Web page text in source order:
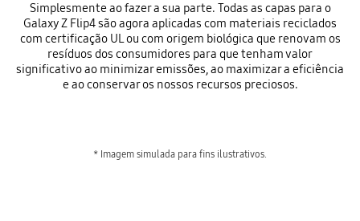
Simplesmente ao fazer a sua parte. Todas as capas para o
Galaxy Z Flip4 são agora aplicadas com materiais reciclados
com certificação UL ou com origem biológica que renovam os
resíduos dos consumidores para que tenham valor
significativo ao minimizar emissões, ao maximizar a eficiência
e ao conservar os nossos recursos preciosos.
* Imagem simulada para fins ilustrativos.